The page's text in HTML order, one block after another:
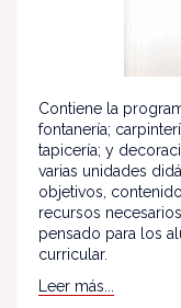
Contiene la
fontanería;
tapicería; y
varias unidades
objetivos,
recursos
pensado para los
curricular.
Leer más...